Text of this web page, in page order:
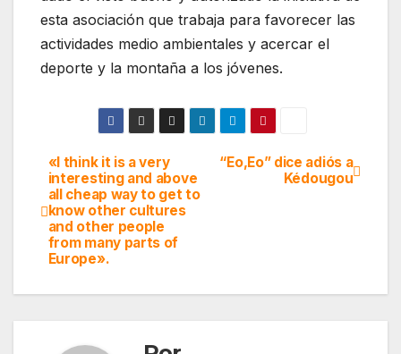
esta asociación que trabaja para favorecer las
actividades medio ambientales y acercar el
deporte y la montaña a los jóvenes.
Navegación
de
entradas
“Eo,Eo” dice adiós a
Kédougou
«I think it is a very
interesting and above
all cheap way to get to
know other cultures
and other people
from many parts of
Europe».